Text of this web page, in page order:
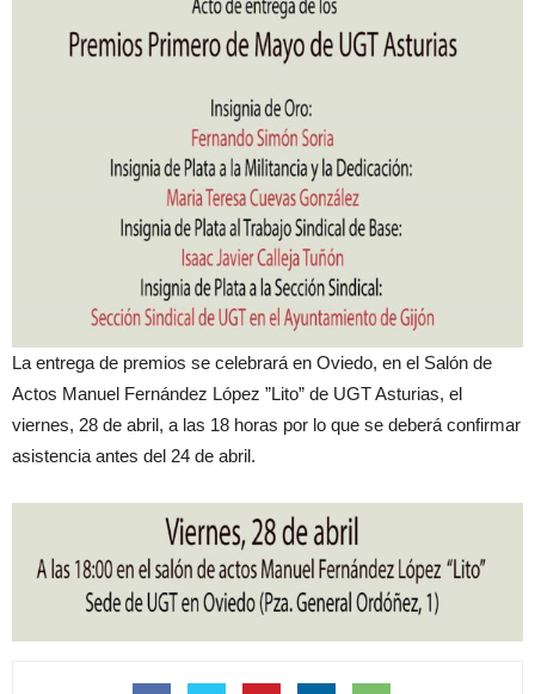
La entrega de premios se celebrará en Oviedo, en el Salón de
Actos Manuel Fernández López ”Lito” de UGT Asturias, el
viernes, 28 de abril, a las 18 horas por lo que se deberá confirmar
asistencia antes del 24 de abril.